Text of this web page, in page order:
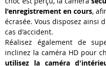
l'enregistrement en cours,
écrasée. Vous disposez ainsi
cas d'accident.
Réalisez également de
inclinez la caméra HD pour
utilisez la caméra